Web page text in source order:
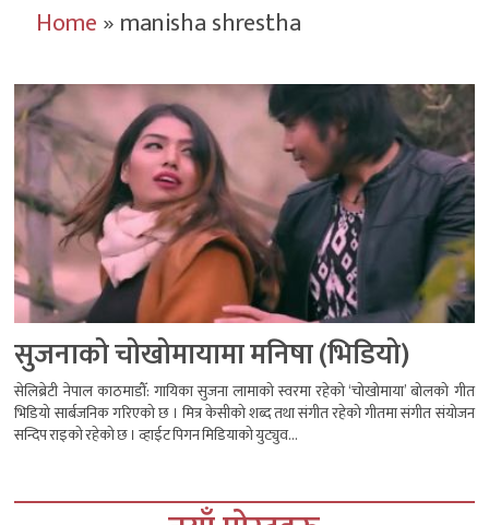
Home»manisha shrestha
सुजनाको चोखोमायामा मनिषा (भिडियो)
सेलिब्रेटी नेपाल काठमाडौँ: गायिका सुजना लामाको स्वरमा रहेको ‘चोखोमाया’ बोलको गीत
भिडियो सार्बजनिक गरिएको छ । मित्र केसीको शब्द तथा संगीत रहेको गीतमा संगीत संयोजन
सन्दिप राइको रहेको छ । व्हाईट पिगन मिडियाको युट्युव...